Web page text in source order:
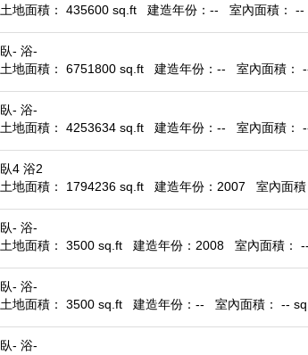
土地面積： 435600 sq.ft
建造年份：-- 室內面積： --
臥- 浴-
土地面積： 6751800 sq.ft
建造年份：-- 室內面積：
臥- 浴-
土地面積： 4253634 sq.ft
建造年份：-- 室內面積：
臥4 浴2
土地面積： 1794236 sq.ft
建造年份：2007 室內面
臥- 浴-
土地面積： 3500 sq.ft
建造年份：2008 室內面積：
臥- 浴-
土地面積： 3500 sq.ft
建造年份：-- 室內面積： --
臥- 浴-